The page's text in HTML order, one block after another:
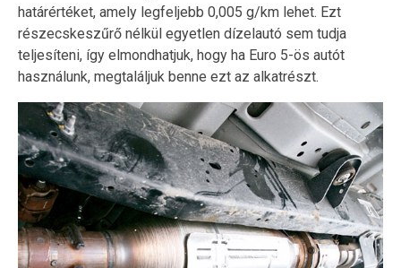
határértéket, amely legfeljebb 0,005 g/km lehet. Ezt
részecskeszűrő nélkül egyetlen dízelautó sem tudja
teljesíteni, így elmondhatjuk, hogy ha Euro 5-ös autót
használunk, megtaláljuk benne ezt az alkatrészt.